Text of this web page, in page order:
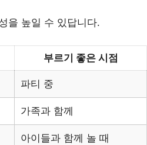
을 높일 수 있답니다.
부르기 좋은 시점
파티 중
가족과 함께
아이들과 함께 놀 때